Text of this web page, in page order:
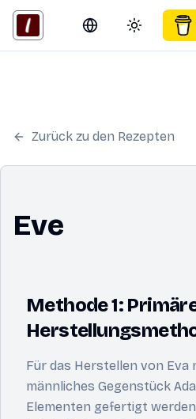
Switch language
Toggle
Zurück zu den Rezepten
Eve
Methode 1:
Für das Herstellen von Eva
männliches Gegenstück
Elementen gefertigt